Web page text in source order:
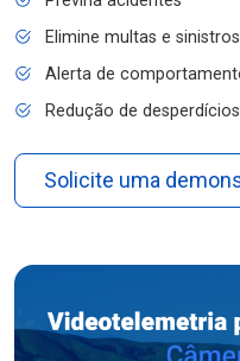
Elimine multas e
Alerta de
Redução de
Solicite uma